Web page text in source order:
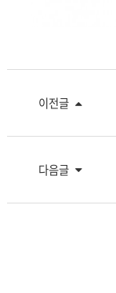
이전글
다음글